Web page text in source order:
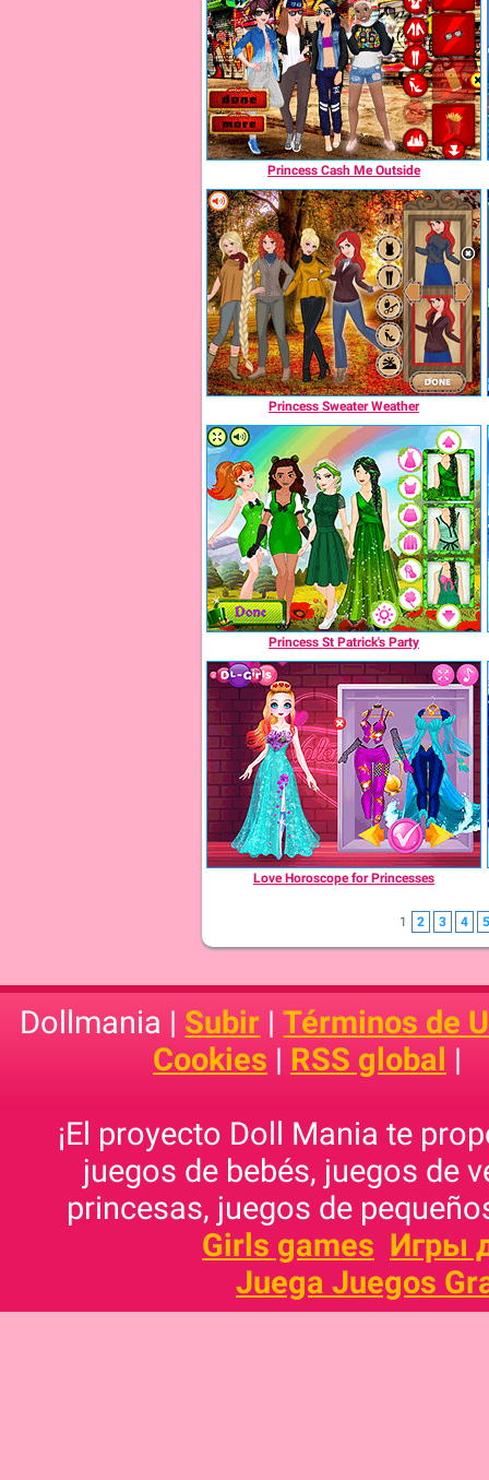
Princess Cash Me Outside
Princess Sweater Weather
Princess St Patrick's Party
Love Horoscope for Princesses
1 2 3 4 5
Dollmania | Subir |Términos de
Cookies | RSS global |
¡El proyecto Doll Mania te
juegos de bebés, juegos de
princesas, juegos de
Girls games Игры
Juega Juegos